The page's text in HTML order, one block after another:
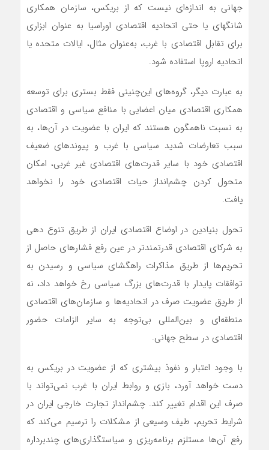
جهانی به اندازه‌ای نیست که از بریکس، سازمان همکاری
شانگهای یا حتی اتحادیه اقتصادی اوراسیا به عنوان ابزاری
برای تقابل اقتصادی با غرب، به‌عنوان مثال، ایالات متحده یا
اتحادیه اروپا استفاده شود.
به عبارت دیگر، گروه‌های این‌چنینی فقط بستری برای توسعه
همکاری اقتصادی میان اعضایی با منافع سیاسی و اقتصادی
به نسبت ناهمگون هستند که ایران با عضویت در آن‌ها، به
سبب تعارضات شدید سیاسی با غرب و پیوندهای ضعیف
اقتصادی خود با سایر قدرت‌های اقتصادی غیر غربی، امکان
متحول کردن چشم‌انداز حیات اقتصادی خود را نخواهد
یافت.
تحول بنیادین در اوضاع اقتصادی ایران از طریق تنوع دهی
به شرکای اقتصادی قدرتمندتر در عین رفع فشارهای حاصل از
تحریم‌ها از طریق مذاکرات راهگشای سیاسی و رسیدن به
توافقات پایدار با قدرت‌های بزرگ سیاسی رخ خواهد داد، نه
از طریق عضویت صرف در اتحادیه‌ها و سازمان‌های اقتصادی
منطقه‌ای و بین‌المللی بی‌توجه به سایر الزامات حضور
اقتصادی در سطح جهانی.
با وجود اعتبار و نفوذ بیشتری که از عضویت در بریکس به
دست خواهد آورد، بازی و روابط ایران با غرب نمی‌تواند با
صرف این اقدام تغییر کند. چشم‌انداز تجارت خارجی ایران در
شرایط تحریم، طیف وسیعی از مشکلات را ترسیم می‌کند که
رفع آن‌ها مستلزم برنامه‌ریزی و سیاستگذاری‌های چندبرداره